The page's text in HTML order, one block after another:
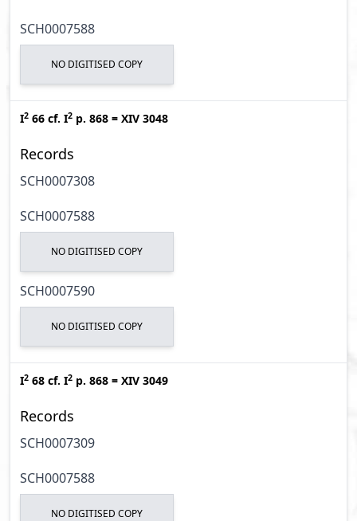
SCH0007588
NO DIGITISED COPY
I2 66 cf. I2 p. 868 = XIV 3048
Records
SCH0007308
SCH0007588
NO DIGITISED COPY
SCH0007590
NO DIGITISED COPY
I2 68 cf. I2 p. 868 = XIV 3049
Records
SCH0007309
SCH0007588
NO DIGITISED COPY